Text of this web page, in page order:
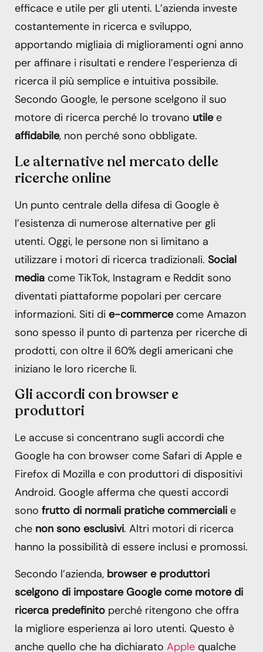
efficace e utile per gli utenti. L’azienda investe
costantemente in ricerca e sviluppo,
apportando migliaia di miglioramenti ogni anno
per affinare i risultati e rendere l’esperienza di
ricerca il più semplice e intuitiva possibile.
Secondo Google, le persone scelgono il suo
motore di ricerca perché lo trovano utilee
affidabile, non perché sono obbligate.
Le alternative nel mercato delle
ricerche online
Un punto centrale della difesa di Google è
l’esistenza di numerose alternative per gli
utenti. Oggi, le persone non si limitano a
utilizzare i motori di ricerca tradizionali. Social
media come TikTok, Instagram e Reddit sono
diventati piattaforme popolari per cercare
informazioni. Siti di e-commercecome Amazon
sono spesso il punto di partenza per ricerche di
prodotti, con oltre il 60% degli americani che
iniziano le loro ricerche lì.
Gli accordi con browser e
produttori
Le accuse si concentrano sugli accordi che
Google ha con browser come Safari di Apple e
Firefox di Mozilla e con produttori di dispositivi
Android. Google afferma che questi accordi
sono frutto di normali pratiche commerciali e
che non sono esclusivi. Altri motori di ricerca
hanno la possibilità di essere inclusi e promossi.
Secondo l’azienda, browser e produttori
scelgono di impostare Google come motore di
ricerca predefinito perché ritengono che offra
la migliore esperienza ai loro utenti. Questo è
anche quello che ha dichiarato Apple qualche